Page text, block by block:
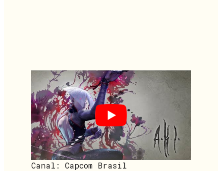
Canal: Capcom Brasil